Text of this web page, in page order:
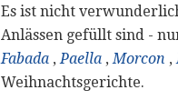
Es ist nicht
Anlässen gefüllt sind -
Fabada , Paella , Morcon ,
Weihnachtsgerichte.